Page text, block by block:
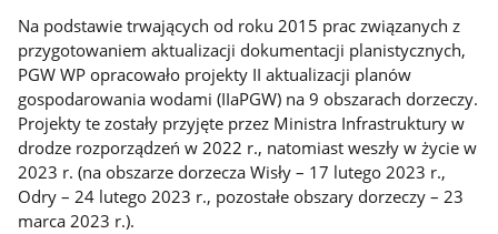
Na podstawie trwających od roku 2015 prac związanych z
przygotowaniem aktualizacji dokumentacji planistycznych,
PGW WP opracowało projekty II aktualizacji planów
gospodarowania wodami (IIaPGW) na 9 obszarach dorzeczy.
Projekty te zostały przyjęte przez Ministra Infrastruktury w
drodze rozporządzeń w 2022 r., natomiast weszły w życie w
2023 r. (na obszarze dorzecza Wisły – 17 lutego 2023 r.,
Odry – 24 lutego 2023 r., pozostałe obszary dorzeczy – 23
marca 2023 r.).